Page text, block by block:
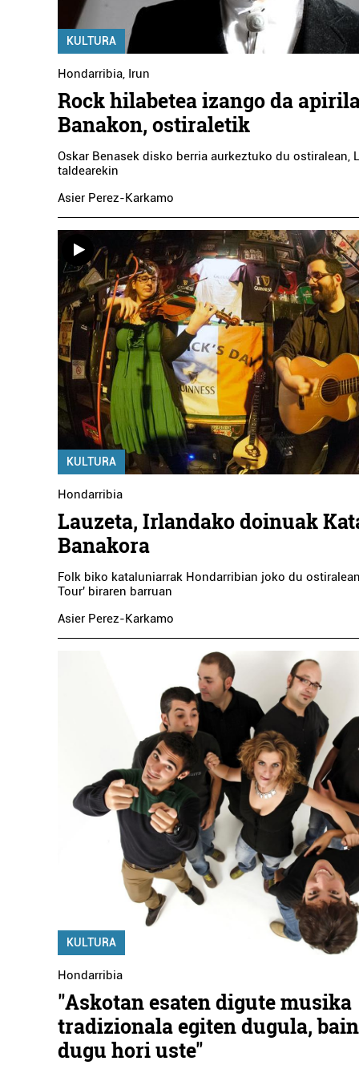
KULTURA
Hondarribia, Irun
Rock hilabetea izango da
Banakon, ostiraletik
Oskar Benasek disko berria aurkeztuko du ostiralean,
taldearekin
Asier Perez-Karkamo
KULTURA
Hondarribia
Lauzeta, Irlandako doinuak
Banakora
Folk biko kataluniarrak Hondarribian joko du
Tour' biraren barruan
Asier Perez-Karkamo
KULTURA
Hondarribia
"Askotan esaten digute musika
tradizionala egiten dugula,
dugu hori uste"